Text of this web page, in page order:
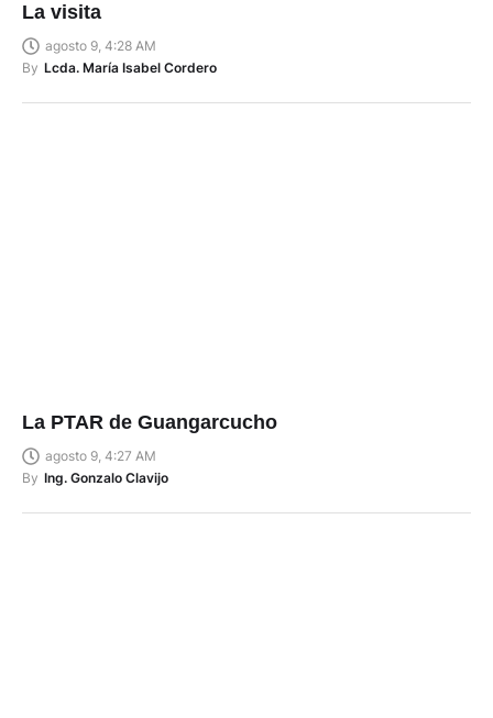
La visita
agosto 9, 4:28 AM
By Lcda. María Isabel Cordero
La PTAR de Guangarcucho
agosto 9, 4:27 AM
By Ing. Gonzalo Clavijo